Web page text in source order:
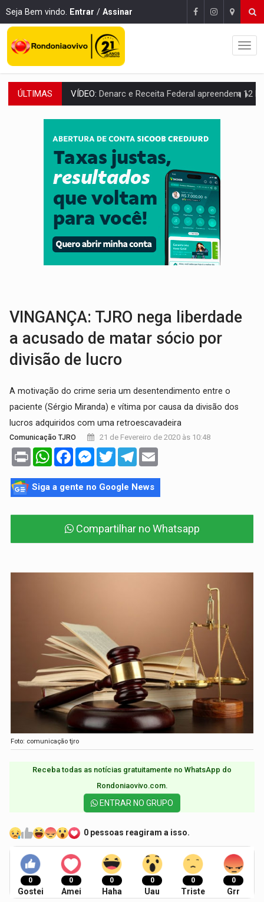
Seja Bem vindo. Entrar / Assinar
ÚLTIMAS OPERAÇÃO DA PC:Membros do CV são presos com armas e drogas após
ENTRADA GRATUITA:Espetáculo As Marias Somos Nós será
VÍDEO:Três são presos após furto de motocicleta em frente
CELEBRAÇÃO:Cerejeiras completa 43 anos de emancipação com
Anvisa desmente boato sobre presença de plástico ou
Pitbulls fogem de residência e atacam casal de idosos
AÇÃO CONJUNTA:Forças policiais apreendem cerca de 1kg de
Flávio Bolsonaro escolhe Alfredo Gaspar como vice, alvo de
VINGANÇA: TJRO nega liberdade
a acusado de matar sócio por
divisão de lucro
A motivação do crime seria um desentendimento entre o
paciente (Sérgio Miranda) e vítima por causa da divisão dos
lucros adquiridos com uma retroescavadeira
Comunicação TJRO 21 de Fevereiro de 2020 às 10:48
Print WhatsAppFacebookMessenger
TwitterTelegram
Siga a gente no Google News
Compartilhar no Whatsapp
Foto: comunicação tjro
Receba todas as notícias gratuitamente no WhatsApp do
Rondoniaovivo.com.​
ENTRAR NO GRUPO
0 pessoas reagiram a isso.
0
Gostei
0
Amei
0
Haha
0
Uau
0
Triste
0
Grr